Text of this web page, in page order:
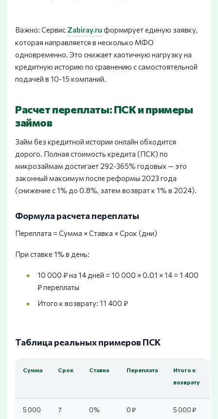
Важно: Сервис Zabiray.ru формирует единую заявку,
которая направляется в несколько МФО
одновременно. Это снижает хаотичную нагрузку на
кредитную историю по сравнению с самостоятельной
подачей в 10-15 компаний.
Расчет переплаты: ПСК и примеры
займов
Займ без кредитной истории онлайн обходится
дорого. Полная стоимость кредита (ПСК) по
микрозаймам достигает 292-365% годовых — это
законный максимум после реформы 2023 года
(снижение с 1% до 0.8%, затем возврат к 1% в 2024).
Формула расчета переплаты
Переплата = Сумма × Ставка × Срок (дни)
При ставке 1% в день:
10 000 ₽ на 14 дней = 10 000 × 0.01 × 14 = 1 400
₽ переплаты
Итого к возврату: 11 400 ₽
Таблица реальных примеров ПСК
Сумма Срок Ставка Переплата
Итого к
возврату
5 000
7
0%
0 ₽ 5 000 ₽